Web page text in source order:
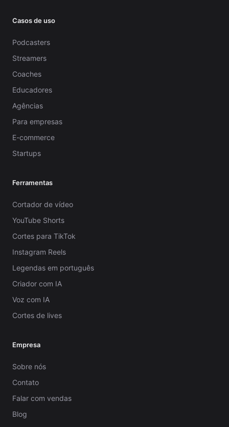
Casos de uso
Podcasters
Streamers
Coaches
Educadores
Agências
Para empresas
E-commerce
Startups
Ferramentas
Cortador de vídeo
YouTube Shorts
Cortes para TikTok
Instagram Reels
Legendas em português
Criador com IA
Voz com IA
Cortes de lives
Empresa
Sobre nós
Contato
Falar com vendas
Blog